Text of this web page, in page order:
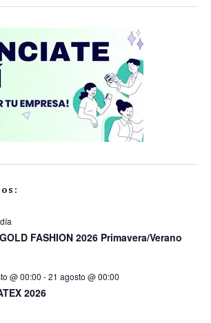
FASHION 2026 Primavera/Verano
@ 00:00 -21 agosto @ 00:00
2026